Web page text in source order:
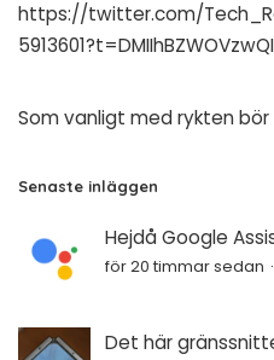
https://twitter.com/
Som vanligt med rykten
Senaste inläggen
Hejdå Google
för 20 timmar sedan
Det här